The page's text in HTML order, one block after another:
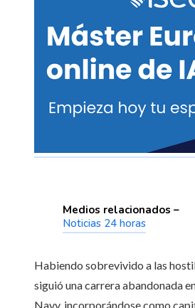
Medios relacionados –
Noticias 24 horas
Habiendo sobrevivido a las
siguió una carrera abandonada
Navy, incorporándose como